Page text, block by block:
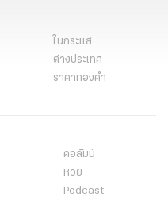
ในกระแส
ต่างประเทศ
ราคาทองคำ
คอลัมน์
หวย
Podcast